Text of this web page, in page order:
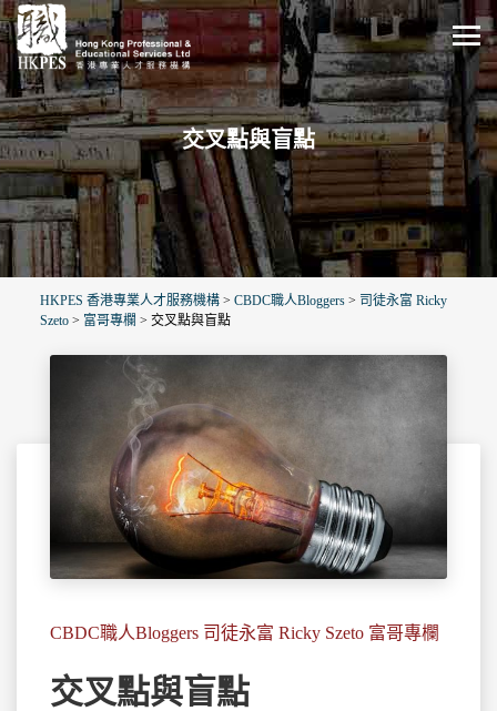
交叉點與盲點
HKPES 香港專業人才服務機構 > CBDC職人Bloggers > 司徒永富 Ricky
Szeto > 富哥專欄 > 交叉點與盲點
CBDC職人Bloggers 司徒永富 Ricky Szeto 富哥專欄
交叉點與盲點